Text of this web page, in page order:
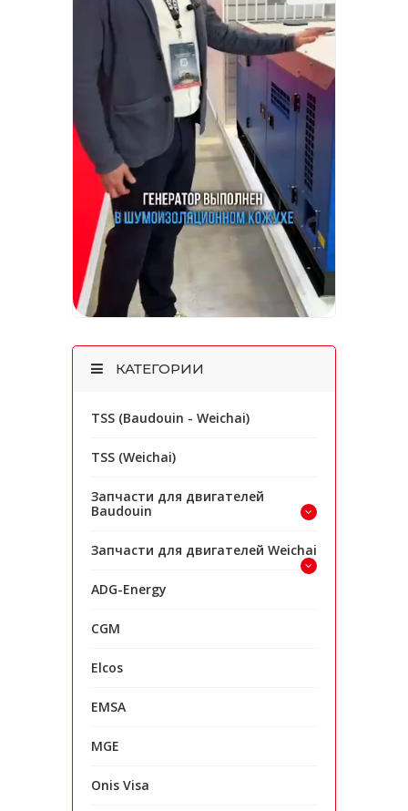
КАТЕГОРИИ
TSS (Baudouin - Weichai)
TSS (Weichai)
Запчасти для двигателей
Baudouin
Запчасти для двигателей Weichai
ADG-Energy
CGM
Elcos
EMSA
MGE
Onis Visa